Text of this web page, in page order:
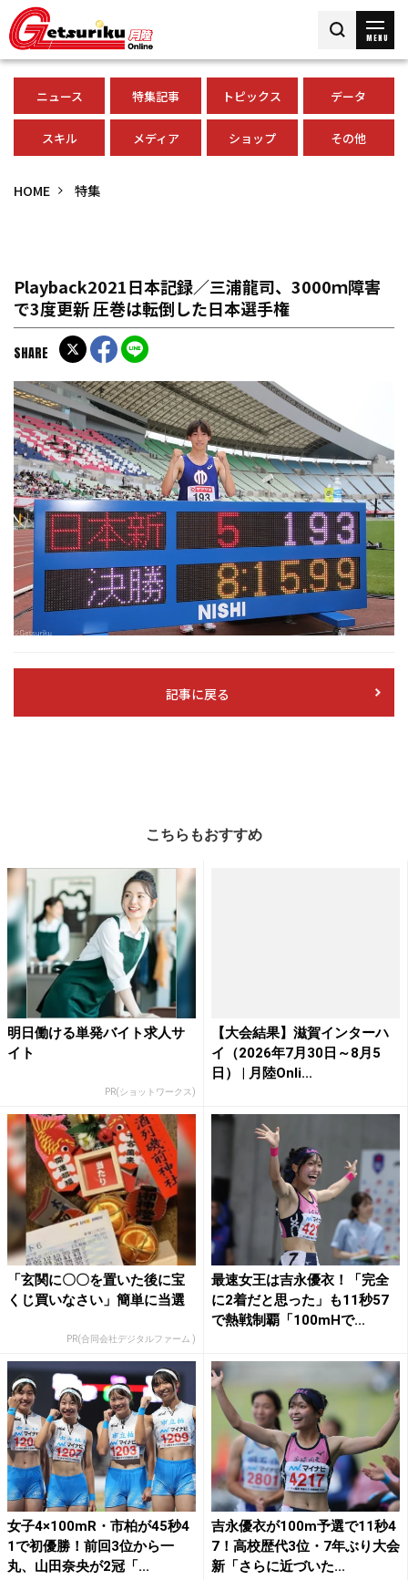
MENU
ニュース 特集記事 トピックス データ
スキル メディア ショップ その他
HOME 特集
Playback2021日本記録／三浦龍司、3000ｍ障害
で3度更新 圧巻は転倒した日本選手権
SHARE
記事に戻る
こちらもおすすめ
明日働ける単発バイト求人サ
イト
PR(ショットワークス)
【大会結果】滋賀インターハ
イ（2026年7月30日～8月5
日） | 月陸Onli...
「玄関に〇〇を置いた後に宝
くじ買いなさい」簡単に当選
PR(合同会社デジタルファーム )
最速女王は吉永優衣！「完全
に2着だと思った」も11秒57
で熱戦制覇「100mHで...
女子4×100mR・市柏が45秒4
1で初優勝！前回3位から一
丸、山田奈央が2冠「...
吉永優衣が100m予選で11秒4
7！高校歴代3位・7年ぶり大会
新「さらに近づいた...